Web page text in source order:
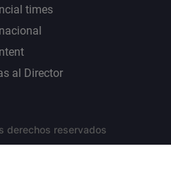
times
al Director
derechos reservados